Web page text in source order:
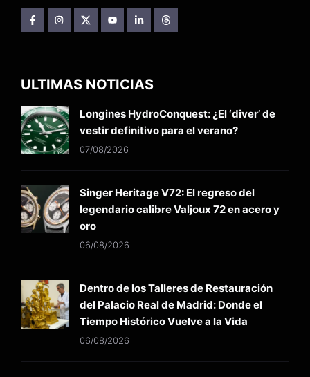
ULTIMAS NOTICIAS
Longines HydroConquest: ¿El ‘diver’ de
vestir definitivo para el verano?
07/08/2026
Singer Heritage V72: El regreso del
legendario calibre Valjoux 72 en acero y
oro
06/08/2026
Dentro de los Talleres de Restauración
del Palacio Real de Madrid: Donde el
Tiempo Histórico Vuelve a la Vida
06/08/2026